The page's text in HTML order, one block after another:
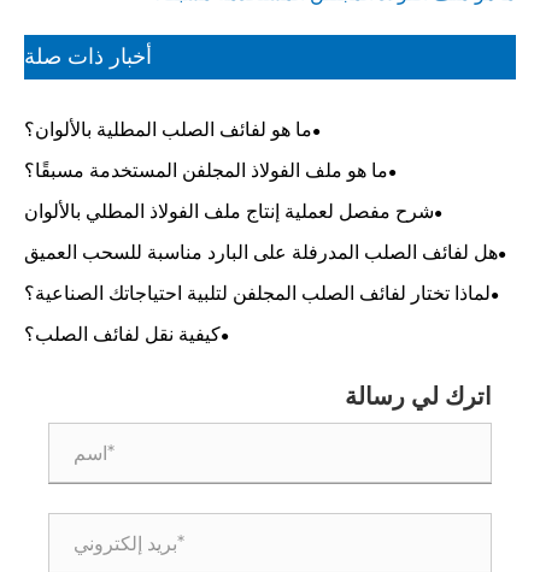
أخبار ذات صلة
ما هو لفائف الصلب المطلية بالألوان؟
ما هو ملف الفولاذ المجلفن المستخدمة مسبقًا؟
شرح مفصل لعملية إنتاج ملف الفولاذ المطلي بالألوان
هل لفائف الصلب المدرفلة على البارد مناسبة للسحب العميق
أو تطبيقات الثني البسيطة؟
لماذا تختار لفائف الصلب المجلفن لتلبية احتياجاتك الصناعية؟
كيفية نقل لفائف الصلب؟
اترك لي رسالة